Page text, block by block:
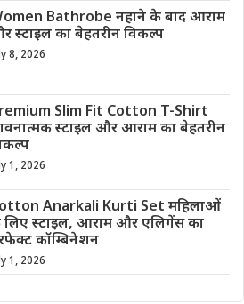
Bathrobe नहाने के बाद आराम
स्टाइल का बेहतरीन विकल्प
8, 2026
Slim Fit Cotton T-Shirt
स्टाइल और आराम का बेहतरीन
1, 2026
Anarkali Kurti Set महिलाओं
स्टाइल, आराम और एलिगेंस का
कॉम्बिनेशन
1, 2026